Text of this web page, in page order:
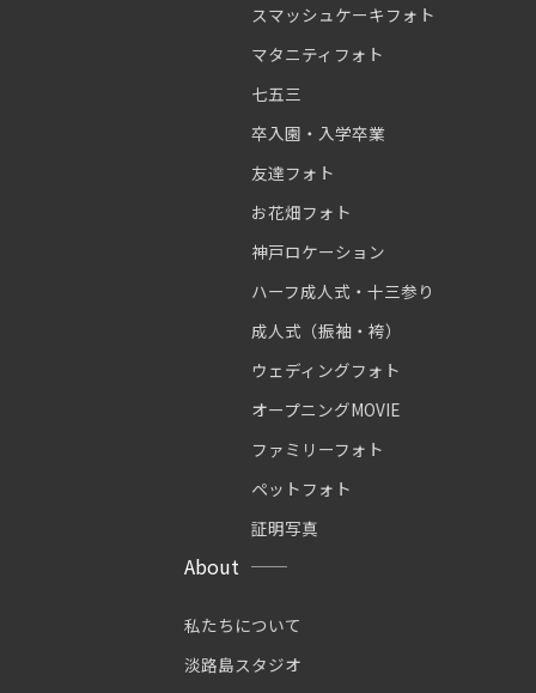
スマッシュケーキフォト
マタニティフォト
七五三
卒入園・入学卒業
友達フォト
お花畑フォト
神戸ロケーション
ハーフ成人式・十三参り
成人式（振袖・袴）
ウェディングフォト
オープニングMOVIE
ファミリーフォト
ペットフォト
証明写真
About
私たちについて
淡路島スタジオ